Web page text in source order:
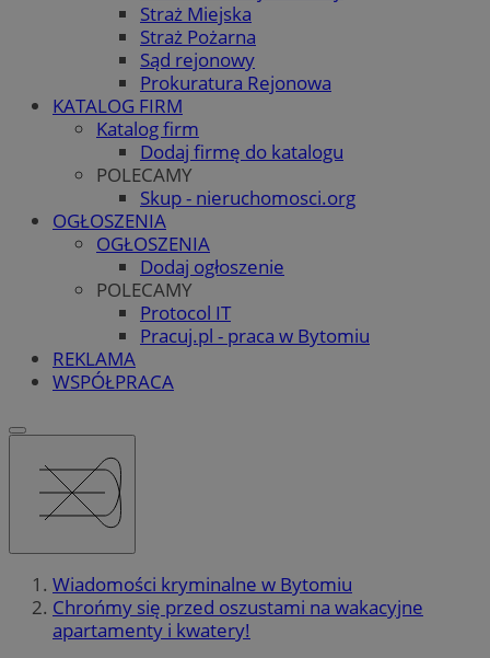
Straż Miejska
Straż Pożarna
Sąd rejonowy
Prokuratura Rejonowa
KATALOG FIRM
Katalog firm
Dodaj firmę do katalogu
POLECAMY
Skup - nieruchomosci.org
OGŁOSZENIA
OGŁOSZENIA
Dodaj ogłoszenie
POLECAMY
Protocol IT
Pracuj.pl - praca w Bytomiu
REKLAMA
WSPÓŁPRACA
Wiadomości kryminalne w Bytomiu
Chrońmy się przed oszustami na wakacyjne
apartamenty i kwatery!